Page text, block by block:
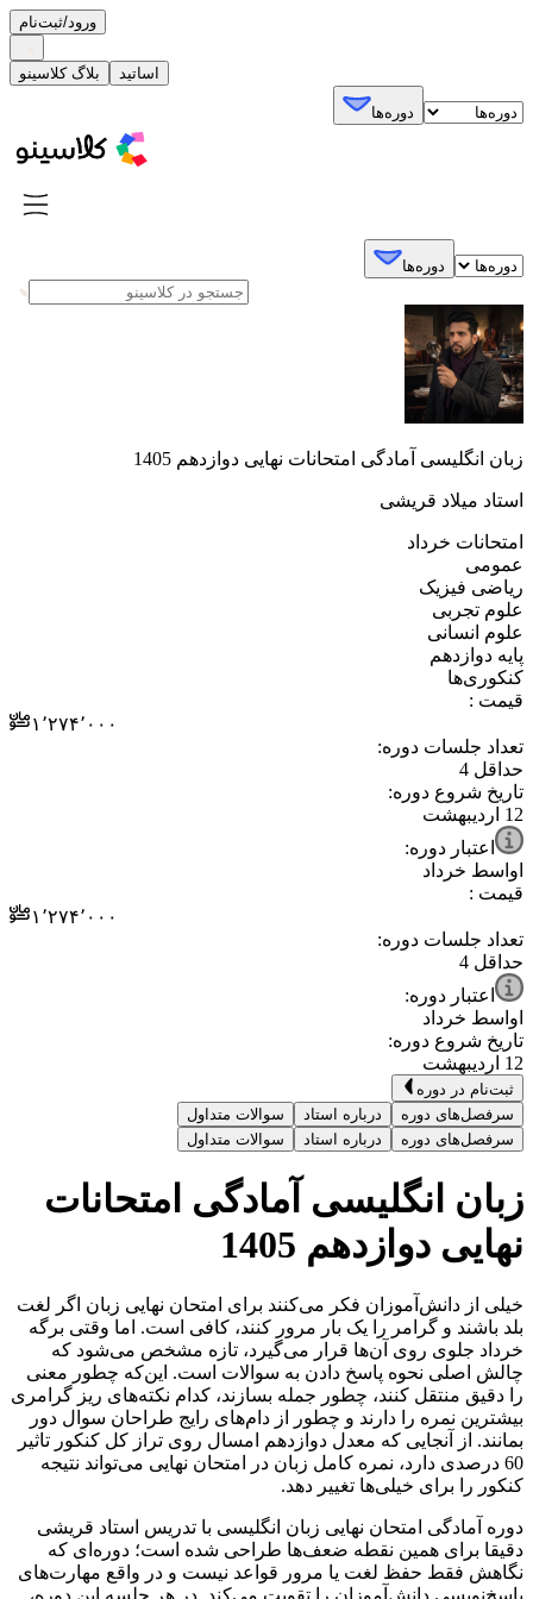
ورود/ثبت‌نام
بلاگ کلاسینو اساتید
دوره‌ها
دوره‌ها
زبان انگلیسی آمادگی امتحانات نهایی دوازدهم 1405
استاد میلاد قریشی
⁧امتحانات خرداد⁩
⁧عمومی⁩
⁧ریاضی فیزیک⁩
⁧علوم تجربی⁩
⁧علوم انسانی⁩
⁧پایه دوازدهم⁩
⁧کنکوری‌ها⁩
قیمت :
۱٬۲۷۴٬۰۰۰
تعداد جلسات دوره:
حداقل 4
تاریخ شروع دوره:
12 اردیبهشت
اعتبار دوره:
اواسط خرداد
قیمت :
۱٬۲۷۴٬۰۰۰
تعداد جلسات دوره:
حداقل 4
اعتبار دوره:
اواسط خرداد
تاریخ شروع دوره:
12 اردیبهشت
ثبت‌نام در دوره
سرفصل‌های دوره
درباره استاد
سوالات متداول
سرفصل‌های دوره
درباره استاد سوالات متداول
زبان انگلیسی آمادگی امتحانات
نهایی دوازدهم 1405
خیلی از دانش‌آموزان فکر می‌کنند برای امتحان نهایی زبان اگر لغت
بلد باشند و گرامر را یک بار مرور کنند، کافی است. اما وقتی برگه‌
خرداد جلوی روی آن‌ها قرار می‌گیرد، تازه مشخص می‌شود که
چالش اصلی نحوه پاسخ ‌دادن به سوالات است. این‌که چطور معنی
را دقیق منتقل کنند، چطور جمله بسازند، کدام نکته‌های ریز گرامری
بیشترین نمره را دارند و چطور از دام‌های رایج طراحان سوال دور
بمانند. از آنجایی که معدل دوازدهم امسال روی تراز کل کنکور تاثیر
60 درصدی دارد، نمره کامل زبان در امتحان نهایی می‌تواند نتیجه
کنکور را برای خیلی‌ها تغییر دهد.
دوره آمادگی امتحان نهایی زبان انگلیسی با تدریس استاد قریشی
دقیقا برای همین نقطه‌ ضعف‌ها طراحی شده است؛ دوره‌ای که
نگاهش فقط حفظ لغت یا مرور قواعد نیست و در واقع مهارت‌های
پاسخ‌نویسی دانش‌آموزان را تقویت می‌کند. در هر جلسه این دوره،